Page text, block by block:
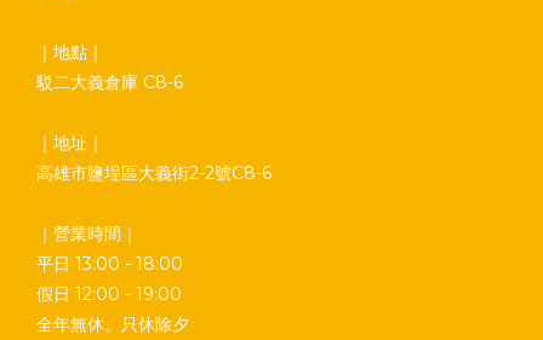
｜地點｜
駁二大義倉庫 C8-6
｜地址｜
高雄市鹽埕區大義街2-2號C8-6
｜營業時間｜
平日 13:00 - 18:00
假日 12:00 - 19:00
全年無休。只休除夕